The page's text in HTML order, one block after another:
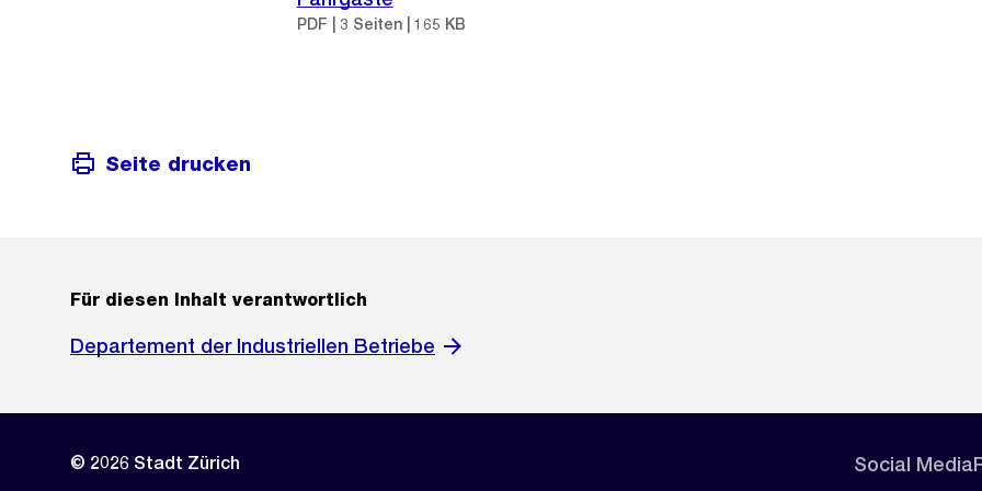
PDF | 3 Seiten | 165 KB
Seite drucken
Für diesen Inhalt verantwortlich
Departement der Industriellen Betriebe
© 2026 Stadt Zürich Social Media